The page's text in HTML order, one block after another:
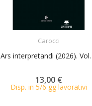
Carocci
Ars interpretandi (2026). Vol.
13,00 €
Disp. in 5/6 gg lavorativi